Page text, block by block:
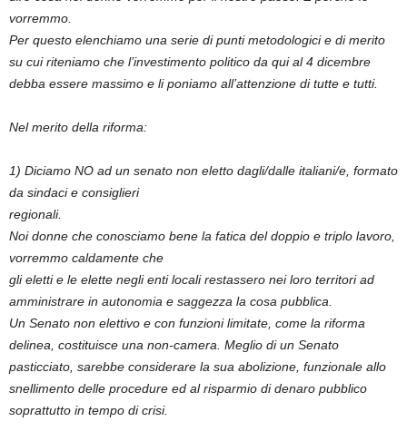
vorremmo.
Per questo elenchiamo una serie di punti metodologici e di merito
su cui riteniamo che l’investimento politico da qui al 4 dicembre
debba essere massimo e li poniamo all’attenzione di tutte e tutti.
Nel merito della riforma:
1) Diciamo NO ad un senato non eletto dagli/dalle italiani/e, formato
da sindaci e consiglieri
regionali.
Noi donne che conosciamo bene la fatica del doppio e triplo lavoro,
vorremmo caldamente che
gli eletti e le elette negli enti locali restassero nei loro territori ad
amministrare in autonomia e saggezza la cosa pubblica.
Un Senato non elettivo e con funzioni limitate, come la riforma
delinea, costituisce una non-camera. Meglio di un Senato
pasticciato, sarebbe considerare la sua abolizione, funzionale allo
snellimento delle procedure ed al risparmio di denaro pubblico
soprattutto in tempo di crisi.